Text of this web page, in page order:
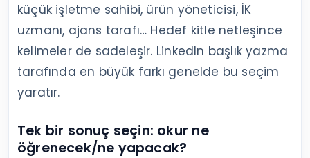
küçük işletme sahibi, ürün yöneticisi, İK
uzmanı, ajans tarafı… Hedef kitle netleşince
kelimeler de sadeleşir. LinkedIn başlık yazma
tarafında en büyük farkı genelde bu seçim
yaratır.
Tek bir sonuç seçin: okur ne
öğrenecek/ne yapacak?